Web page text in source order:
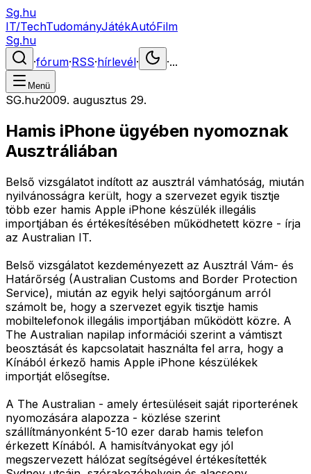
Sg.hu
IT/TechTudományJátékAutóFilm
Sg.hu
·fórum·RSS·hírlevél· ·...
Menü
SG.hu·2009. augusztus 29.
Hamis iPhone ügyében nyomoznak
Ausztráliában
Belső vizsgálatot indított az ausztrál vámhatóság, miután
nyilvánosságra került, hogy a szervezet egyik tisztje
több ezer hamis Apple iPhone készülék illegális
importjában és értékesítésében működhetett közre - írja
az Australian IT.
Belső vizsgálatot kezdeményezett az Ausztrál Vám- és
Határőrség (Australian Customs and Border Protection
Service), miután az egyik helyi sajtóorgánum arról
számolt be, hogy a szervezet egyik tisztje hamis
mobiltelefonok illegális importjában működött közre. A
The Australian napilap információi szerint a vámtiszt
beosztását és kapcsolatait használta fel arra, hogy a
Kínából érkező hamis Apple iPhone készülékek
importját elősegítse.
A The Australian - amely értesüléseit saját riporterének
nyomozására alapozza - közlése szerint
szállítmányonként 5-10 ezer darab hamis telefon
érkezett Kínából. A hamisítványokat egy jól
megszervezett hálózat segítségével értékesítették